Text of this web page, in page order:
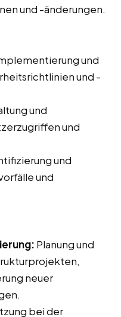
und -änderungen.
und
und -
und
und
und
und
Planung und
neuer
bei der